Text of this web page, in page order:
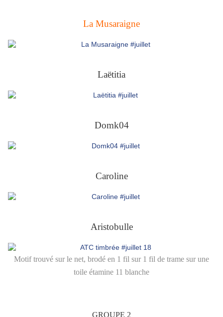
La Musaraigne
Laëtitia
Domk04
Caroline
Aristobulle
Motif trouvé sur le net, brodé en 1 fil sur 1 fil de trame sur une
toile étamine 11 blanche
GROUPE 2